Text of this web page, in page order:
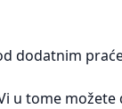
dodatnim
u tome možete